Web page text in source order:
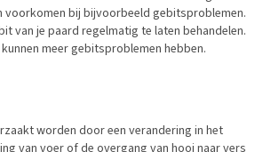
voorkomen bij bijvoorbeeld gebitsproblemen.
van je paard regelmatig te laten behandelen.
meer gebitsproblemen hebben.
worden door een verandering in het
van voer of de overgang van hooi naar vers